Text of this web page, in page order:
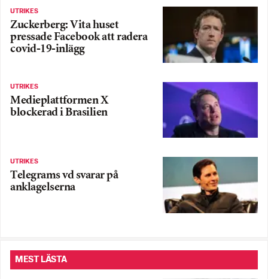
UTRIKES
Zuckerberg: Vita huset
pressade Facebook att radera
covid-19-inlägg
UTRIKES
Medieplattformen X
blockerad i Brasilien
UTRIKES
Telegrams vd svarar på
anklagelserna
MEST LÄSTA